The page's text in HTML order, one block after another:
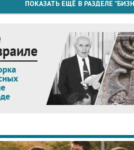
ПОКАЗАТЬ ЕЩЁ В РАЗДЕЛЕ